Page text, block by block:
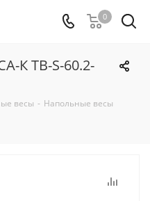
0
К ТВ-S-60.2-
весы - Напольные весы